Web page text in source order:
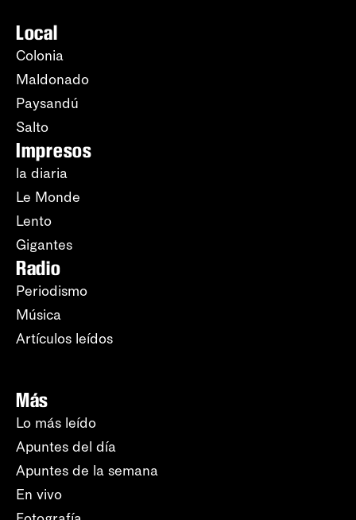
Local
Colonia
Maldonado
Paysandú
Salto
Impresos
la diaria
Le Monde
Lento
Gigantes
Radio
Periodismo
Música
Artículos leídos
Más
Lo más leído
Apuntes del día
Apuntes de la semana
En vivo